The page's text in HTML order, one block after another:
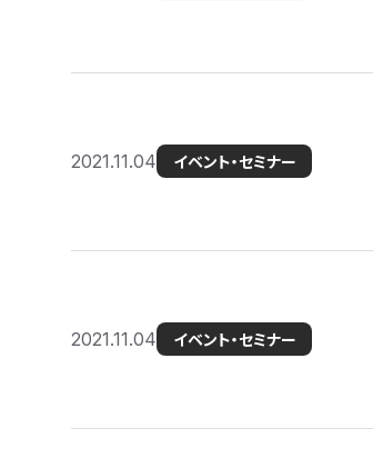
2021.11.04 イベント・セミナー
2021.11.04 イベント・セミナー